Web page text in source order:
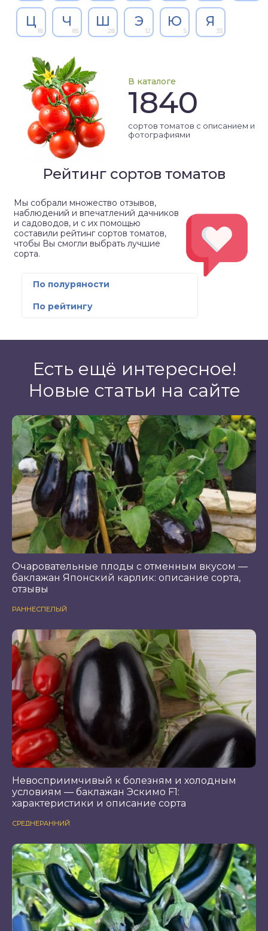
Ц
18
Ч
85
Ш
28
Э
12
Ю
5
Я
33
В каталоге
1840
сортов томатов с описанием и
фотографиями
Рейтинг сортов томатов
Мы собрали множество отзывов,
наблюдений и впечатлений дачников
и садоводов, и с их помощью
составили рейтинг сортов томатов,
чтобы Вы смогли выбрать лучшие
сорта.
По полуряности
По рейтингу
Есть ещё интересное!
Новые статьи на сайте
Очаровательные плоды с отменным вкусом —
баклажан Японский карлик: описание сорта,
отзывы
РАННЕСПЕЛЫЙ
Невосприимчивый к болезням и холодным
условиям — баклажан Эскимо F1:
характеристики и описание сорта
СРЕДНЕРАННИЙ